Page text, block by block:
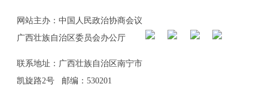
网站主办：中国人民政治协商会议
广西壮族自治区委员会办公厅
联系地址：广西壮族自治区南宁市
凯旋路2号 邮编：530201